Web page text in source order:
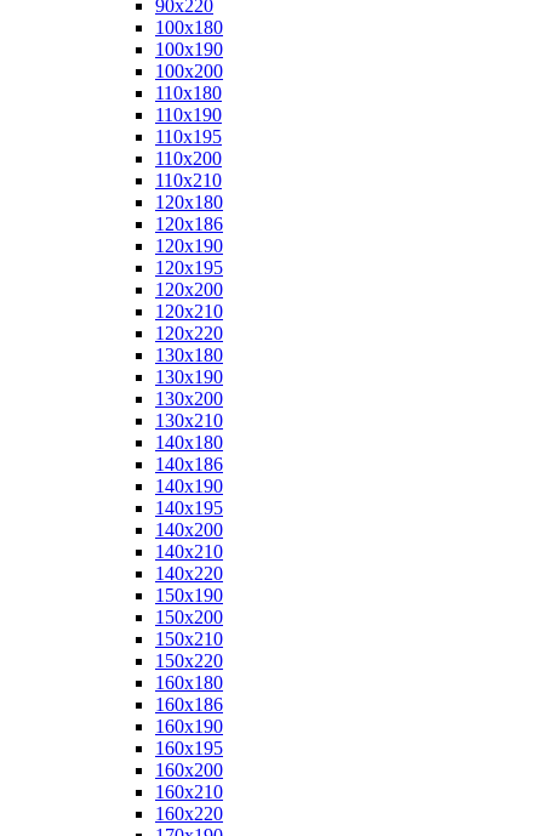
90x220
100x180
100x190
100x200
110x180
110x190
110x195
110x200
110x210
120x180
120x186
120x190
120x195
120x200
120x210
120x220
130x180
130x190
130x200
130x210
140x180
140x186
140x190
140x195
140x200
140x210
140x220
150x190
150x200
150x210
150x220
160x180
160x186
160x190
160x195
160x200
160x210
160x220